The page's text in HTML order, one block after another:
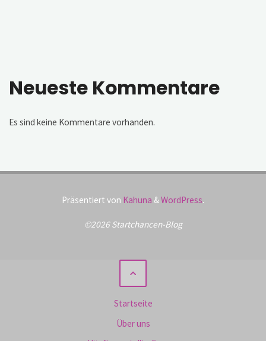
Neueste Kommentare
Es sind keine Kommentare vorhanden.
Präsentiert von Kahuna &WordPress.
©2026 Startchancen-Blog
Startseite
Über uns